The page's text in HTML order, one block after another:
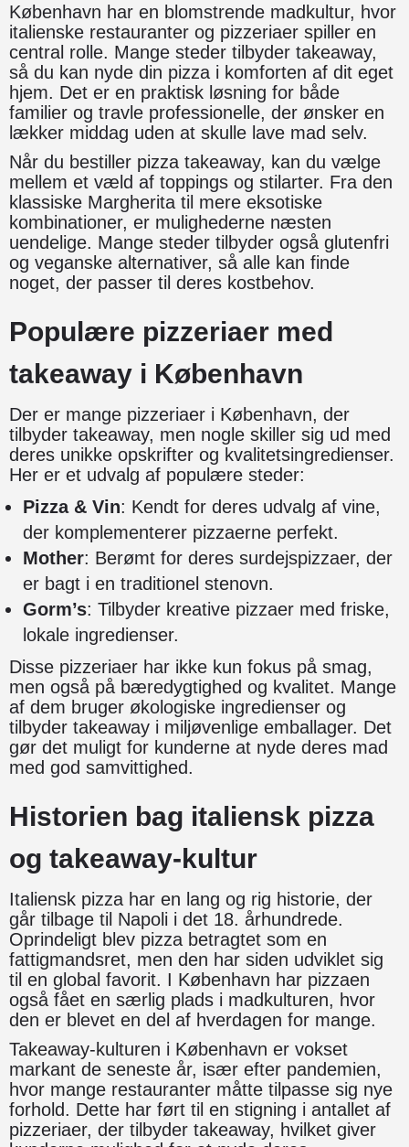
København har en blomstrende madkultur, hvor
italienske restauranter og pizzeriaer spiller en
central rolle. Mange steder tilbyder takeaway,
så du kan nyde din pizza i komforten af dit eget
hjem. Det er en praktisk løsning for både
familier og travle professionelle, der ønsker en
lækker middag uden at skulle lave mad selv.
Når du bestiller pizza takeaway, kan du vælge
mellem et væld af toppings og stilarter. Fra den
klassiske Margherita til mere eksotiske
kombinationer, er mulighederne næsten
uendelige. Mange steder tilbyder også glutenfri
og veganske alternativer, så alle kan finde
noget, der passer til deres kostbehov.
Populære pizzeriaer med
takeaway i København
Der er mange pizzeriaer i København, der
tilbyder takeaway, men nogle skiller sig ud med
deres unikke opskrifter og kvalitetsingredienser.
Her er et udvalg af populære steder:
Pizza & Vin: Kendt for deres udvalg af vine,
der komplementerer pizzaerne perfekt.
Mother: Berømt for deres surdejspizzaer, der
er bagt i en traditionel stenovn.
Gorm’s: Tilbyder kreative pizzaer med friske,
lokale ingredienser.
Disse pizzeriaer har ikke kun fokus på smag,
men også på bæredygtighed og kvalitet. Mange
af dem bruger økologiske ingredienser og
tilbyder takeaway i miljøvenlige emballager. Det
gør det muligt for kunderne at nyde deres mad
med god samvittighed.
Historien bag italiensk pizza
og takeaway-kultur
Italiensk pizza har en lang og rig historie, der
går tilbage til Napoli i det 18. århundrede.
Oprindeligt blev pizza betragtet som en
fattigmandsret, men den har siden udviklet sig
til en global favorit. I København har pizzaen
også fået en særlig plads i madkulturen, hvor
den er blevet en del af hverdagen for mange.
Takeaway-kulturen i København er vokset
markant de seneste år, især efter pandemien,
hvor mange restauranter måtte tilpasse sig nye
forhold. Dette har ført til en stigning i antallet af
pizzeriaer, der tilbyder takeaway, hvilket giver